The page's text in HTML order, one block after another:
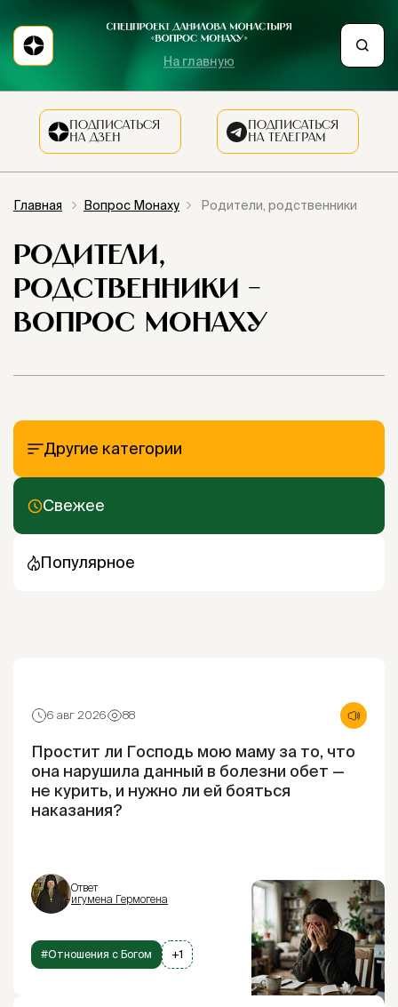
На главную
ПОДПИСАТЬСЯ
НА ДЗЕН
ПОДПИСАТЬСЯ
НА ТЕЛЕГРАМ
Главная Вопрос Монаху Родители, родственники
РОДИТЕЛИ,
РОДСТВЕННИКИ -
ВОПРОС МОНАХУ
Другие категории
Свежее
Популярное
6 авг 2026 88
Простит ли Господь мою маму за то, что
она нарушила данный в болезни обет —
не курить, и нужно ли ей бояться
наказания?
Ответ
игумена Гермогена
#Отношения с Богом +1